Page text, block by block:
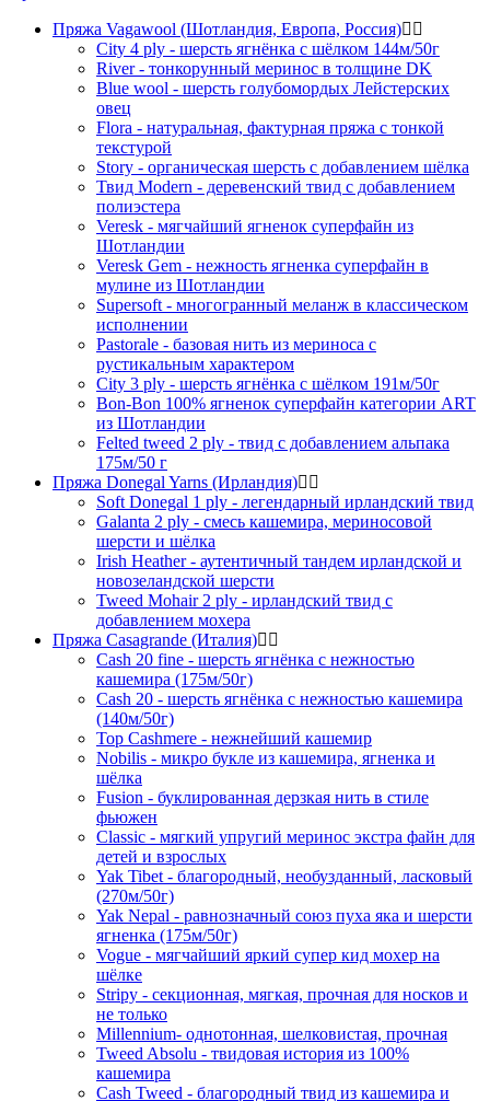
Пряжа Vagawool (Шотландия, Европа, Россия)
City 4 ply - шерсть ягнёнка с шёлком 144м/50г
River - тонкорунный меринос в толщине DK
Blue wool - шерсть голубомордых Лейстерских
овец
Flora - натуральная, фактурная пряжа с тонкой
текстурой
Story - органическая шерсть с добавлением шёлка
Твид Modern - деревенский твид с добавлением
полиэстера
Veresk - мягчайший ягненок суперфайн из
Шотландии
Veresk Gem - нежность ягненка суперфайн в
мулине из Шотландии
Supersoft - многогранный меланж в классическом
исполнении
Pastorale - базовая нить из мериноса с
рустикальным характером
City 3 ply - шерсть ягнёнка с шёлком 191м/50г
Bon-Bon 100% ягненок суперфайн категории ART
из Шотландии
Felted tweed 2 ply - твид с добавлением альпака
175м/50 г
Пряжа Donegal Yarns (Ирландия)
Soft Donegal 1 ply - легендарный ирландский твид
Galanta 2 ply - смесь кашемира, мериносовой
шерсти и шёлка
Irish Heather - аутентичный тандем ирландской и
новозеландской шерсти
Tweed Mohair 2 ply - ирландский твид с
добавлением мохера
Пряжа Casagrande (Италия)
Cash 20 fine - шерсть ягнёнка с нежностью
кашемира (175м/50г)
Cash 20 - шерсть ягнёнка с нежностью кашемира
(140м/50г)
Top Cashmere - нежнейший кашемир
Nobilis - микро букле из кашемира, ягненка и
шёлка
Fusion - буклированная дерзкая нить в стиле
фьюжен
Classic - мягкий упругий меринос экстра файн для
детей и взрослых
Yak Tibet - благородный, необузданный, ласковый
(270м/50г)
Yak Nepal - равнозначный союз пуха яка и шерсти
ягненка (175м/50г)
Vogue - мягчайший яркий супер кид мохер на
шёлке
Stripy - секционная, мягкая, прочная для носков и
не только
Millennium- однотонная, шелковистая, прочная
Tweed Absolu - твидовая история из 100%
кашемира
Cash Tweed - благородный твид из кашемира и